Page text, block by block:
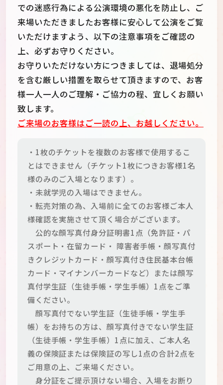
での迷惑行為による公演環境の悪化を防止し、ご
来場いただきましたお客様に安心して公演をご覧
いただけますよう、以下の注意事項をご確認の
上、必ずお守りください。
お守りいただけない方につきましては、退場処分
を含む厳しい措置を取らせて頂きますので、お客
様一人一人のご理解・ご協力の程、宜しくお願い
致します。
ご来場のお客様はご一読の上、お越しください。
・1枚のチケットを複数のお客様で使用するこ
とはできません（チケット1枚につきお客様1名
様のみのご入場となります）。
・未就学児の入場はできません。
・転売対策の為、入場前に全てのお客様ご本人
様確認を実施させて頂く場合がございます。
公的な顔写真付身分証明書1点（免許証・パ
スポート・在留カード・ 障害者手帳・顔写真付
きクレジットカード・顔写真付き住民基本台帳
カード・マイナンバーカードなど）または顔写
真付学生証（生徒手帳・学生手帳）1点をご準
備ください。
顔写真付でない学生証（生徒手帳・学生手
帳）をお持ちの方は、顔写真付きでない学生証
（生徒手帳・学生手帳）1点に加え、ご本人名
義の保険証または保険証の写し1点の合計2点を
ご用意の上、ご来場ください。
身分証をご提示頂けない場合、入場をお断り